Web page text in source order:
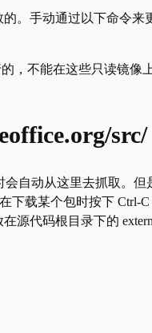
通过以下命令来更
，不能在这些只读镜像
src/
会自动从这里去抓取。
载某个包时按下 Ctrl-
代码根目录下的